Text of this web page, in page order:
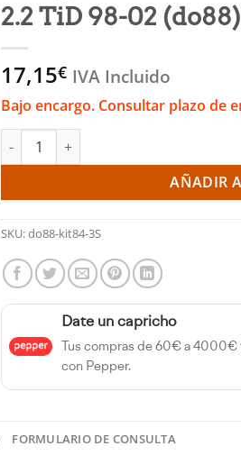
2.2 TiD 98-02 (do88)
17,15€ IVA Incluido
Bajo encargo. Consultar plazo de
Manguito de salida del turbo – Saab 9-
AÑADIR
SKU:do88-kit84-3S
Date un capricho
Tus compras de 60€ a 4000€
con Pepper.
FORMULARIO DE CONSULTA